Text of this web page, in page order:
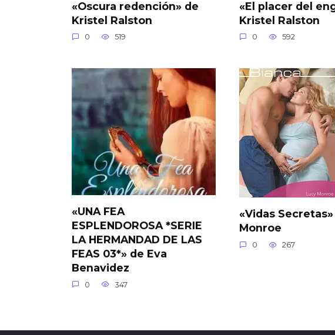
«Oscura redención» de
Kristel Ralston
0 519
«El placer del
Kristel Ralston
0 592
«UNA FEA
ESPLENDOROSA *SERIE
LA HERMANDAD DE LAS
FEAS 03*» de Eva
Benavidez
0 347
«Vidas
Monroe
0 267